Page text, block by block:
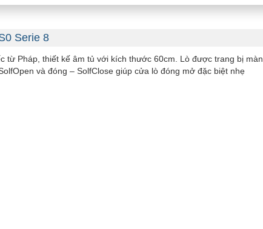
Serie 8
từ Pháp, thiết kế âm tủ với kích thước 60cm. Lò được trang bị màn
và đóng – SolfClose giúp cửa lò đóng mở đặc biệt nhẹ